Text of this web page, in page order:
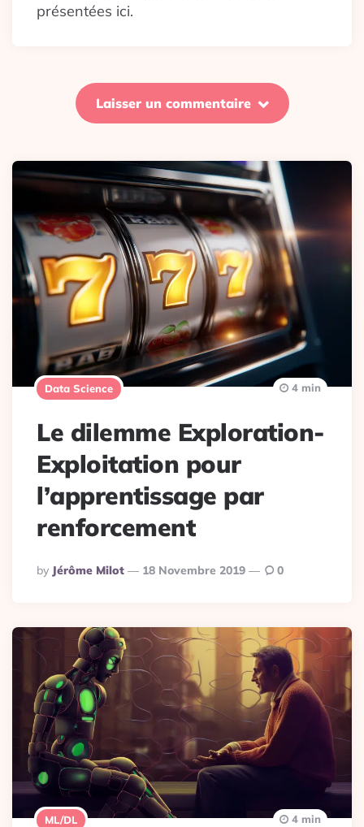
présentées ici.
Laisser un commentaire
Data Science
Le dilemme Exploration-
Exploitation pour
l’apprentissage par
renforcement
Posted
By
By Jérôme Milot 18 Novembre 2019
4 min
0
ML/DL 4 min